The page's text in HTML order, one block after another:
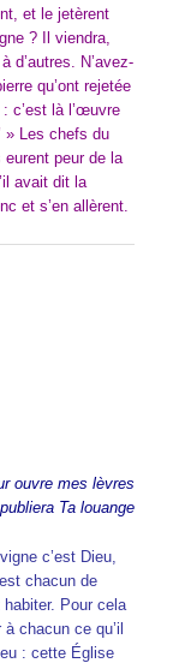
et le jetèrent
? Il viendra,
d’autres. N’avez-
qu’ont rejetée
c’est là l’œuvre
» Les chefs du
peur de la
avait dit la
et s’en allèrent.
ouvre mes lèvres
Ta louange
c’est Dieu,
chacun de
Pour cela
chacun ce qu’il
: cette Église